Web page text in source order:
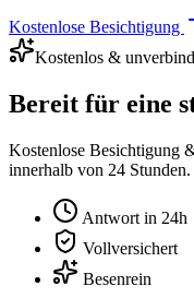
Kostenlose Besichtigung
Kostenlos &
Bereit für eine
Kostenlose Besichtigung
innerhalb von 24 Stunden.
Antwort in 24h
Vollversichert
Besenrein